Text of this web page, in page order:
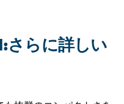
さらに詳しい